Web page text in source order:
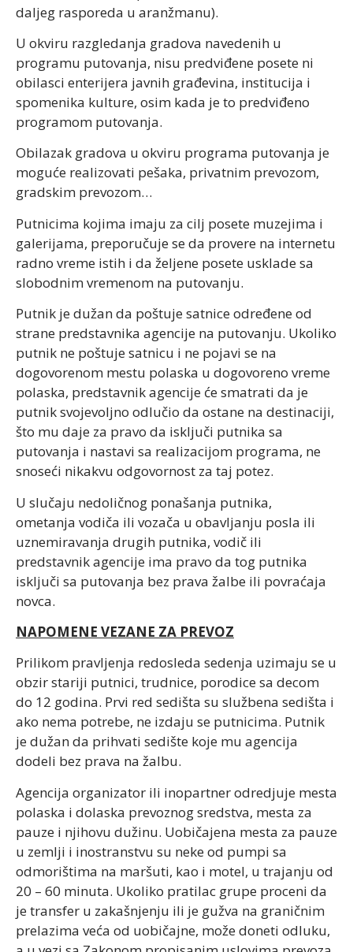
daljeg rasporeda u aranžmanu).
U okviru razgledanja gradova navedenih u
programu putovanja, nisu predviđene posete ni
obilasci enterijera javnih građevina, institucija i
spomenika kulture, osim kada je to predviđeno
programom putovanja.
Obilazak gradova u okviru programa putovanja je
moguće realizovati pešaka, privatnim prevozom,
gradskim prevozom…
Putnicima kojima imaju za cilj posete muzejima i
galerijama, preporučuje se da provere na internetu
radno vreme istih i da željene posete usklade sa
slobodnim vremenom na putovanju.
Putnik je dužan da poštuje satnice određene od
strane predstavnika agencije na putovanju. Ukoliko
putnik ne poštuje satnicu i ne pojavi se na
dogovorenom mestu polaska u dogovoreno vreme
polaska, predstavnik agencije će smatrati da je
putnik svojevoljno odlučio da ostane na destinaciji,
što mu daje za pravo da isključi putnika sa
putovanja i nastavi sa realizacijom programa, ne
snoseći nikakvu odgovornost za taj potez.
U slučaju nedoličnog ponašanja putnika,
ometanja vodiča ili vozača u obavljanju posla ili
uznemiravanja drugih putnika, vodič ili
predstavnik agencije ima pravo da tog putnika
isključi sa putovanja bez prava žalbe ili povraćaja
novca.
NAPOMENE VEZANE ZA PREVOZ
Prilikom pravljenja redosleda sedenja uzimaju se u
obzir stariji putnici, trudnice, porodice sa decom
do 12 godina. Prvi red sedišta su službena sedišta i
ako nema potrebe, ne izdaju se putnicima. Putnik
je dužan da prihvati sedište koje mu agencija
dodeli bez prava na žalbu.
Agencija organizator ili inopartner odredjuje mesta
polaska i dolaska prevoznog sredstva, mesta za
pauze i njihovu dužinu. Uobičajena mesta za pauze
u zemlji i inostranstvu su neke od pumpi sa
odmorištima na maršuti, kao i motel, u trajanju od
20 – 60 minuta. Ukoliko pratilac grupe proceni da
je transfer u zakašnjenju ili je gužva na graničnim
prelazima veća od uobičajne, može doneti odluku,